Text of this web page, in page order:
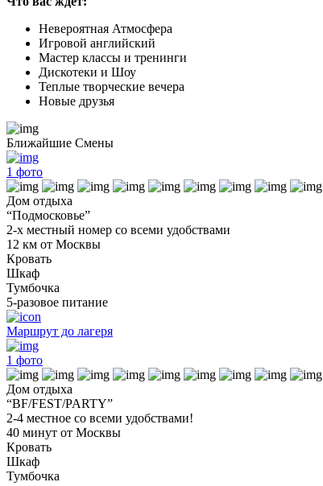
Невероятная Атмосфера
Игровой английский
Мастер классы и тренинги
Дискотеки и Шоу
Теплые творческие вечера
Новые друзья
Ближайшие Смены
1 фото
Дом отдыха
“Подмосковье”
2-х местный номер со всеми удобствами
12 км от Москвы
Кровать
Шкаф
Тумбочка
5-разовое питание
Маршрут до лагеря
1 фото
Дом отдыха
“BF/FEST/PARTY”
2-4 местное со всеми удобствами!
40 минут от Москвы
Кровать
Шкаф
Тумбочка